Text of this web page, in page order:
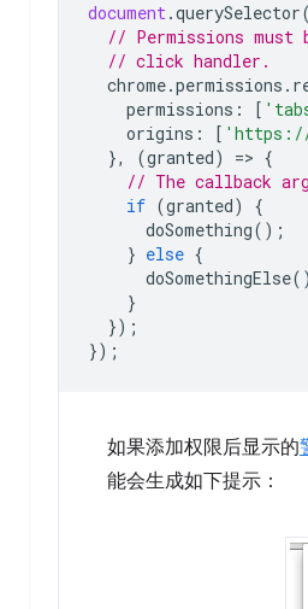
document.querySelector(
// Permissions
// click handler.
chrome.permissions .
permissions : [
origins : [ 'https://
},
(granted) => {
// The callback
if (granted)
{
doSomething();
} else {
doSomethingElse
}
});
});
如果添加权限后显示的
能会生成如下提示：